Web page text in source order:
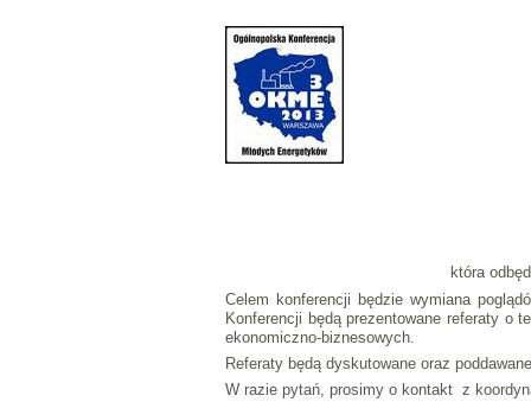
która
Celem konferencji będzie wymiana
Konferencji będą prezentowane referaty o
ekonomiczno-biznesowych.
Referaty będą dyskutowane oraz
W razie pytań, prosimy o kontakt z